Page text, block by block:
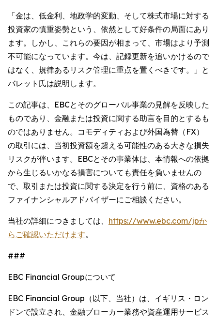
「金は、低金利、地政学的変動、そして株式市場に対する
投資家の慎重姿勢という、依然として好条件の局面にあり
ます。しかし、これらの要因が相まって、市場はより予測
不可能になっています。今は、記録更新を追いかけるので
はなく、規律あるリスク管理に重点を置くべきです。」と
バレット氏は説明します。
この記事は、EBCとそのグローバル事業の見解を反映した
ものであり、金融または投資に関する助言を目的とするも
のではありません。コモディティおよび外国為替（FX）
の取引には、当初投資額を超える可能性のある大きな損失
リスクが伴います。EBCとその事業体は、本情報への依拠
から生じるいかなる損害についても責任を負いませんの
で、取引または投資に関する決定を行う前に、資格のある
ファイナンシャルアドバイザーにご相談ください。
当社の詳細につきましては、 https://www.ebc.com/jpか
らご確認いただけます。
###
EBC Financial Groupについて
EBC Financial Group（以下、当社）は、イギリス・ロン
ドンで設立され、金融ブローカー業務や資産運用サービス